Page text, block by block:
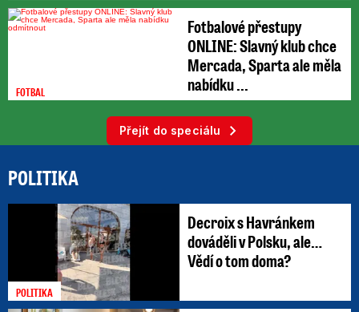
FOTBAL
Fotbalové přestupy
ONLINE: Slavný klub chce
Mercada, Sparta ale měla
nabídku ...
Přejít do speciálu
POLITIKA
POLITIKA
Decroix s Havránkem
dováděli v Polsku, ale…
Vědí o tom doma?